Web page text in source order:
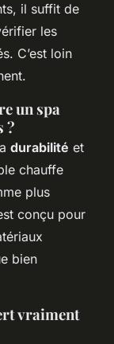
il suffit de
les
C’est loin
un spa
?
durabilité et
chauffe
plus
conçu pour
bien
vraiment